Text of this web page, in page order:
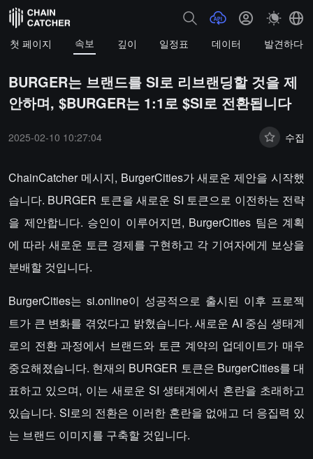
첫 페이지 속보 깊이 일정표 데이터 발견하다
BURGER는 브랜드를 SI로 리브랜딩할 것을 제
안하며, $BURGER는 1:1로 $SI로 전환됩니다
2025-02-10 10:27:04 수집
ChainCatcher 메시지, BurgerCities가 새로운 제안을 시작했
습니다. BURGER 토큰을 새로운 SI 토큰으로 이전하는 전략
을 제안합니다. 승인이 이루어지면, BurgerCities 팀은 계획
에 따라 새로운 토큰 경제를 구현하고 각 기여자에게 보상을
분배할 것입니다.
BurgerCities는 si.online이 성공적으로 출시된 이후 프로젝
트가 큰 변화를 겪었다고 밝혔습니다. 새로운 AI 중심 생태계
로의 전환 과정에서 브랜드와 토큰 계약의 업데이트가 매우
중요해졌습니다. 현재의 BURGER 토큰은 BurgerCities를 대
표하고 있으며, 이는 새로운 SI 생태계에서 혼란을 초래하고
있습니다. SI로의 전환은 이러한 혼란을 없애고 더 응집력 있
는 브랜드 이미지를 구축할 것입니다.